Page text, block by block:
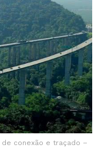
conexão e traçado –